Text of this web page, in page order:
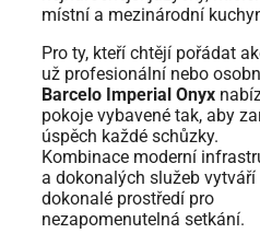
místní a mezinárodní
Pro ty, kteří chtějí pořádat
už profesionální nebo
Barcelo Imperial Onyx
pokoje vybavené tak, aby
úspěch každé schůzky.
Kombinace moderní
a dokonalých služeb vytváří
dokonalé prostředí pro
nezapomenutelná setkání.